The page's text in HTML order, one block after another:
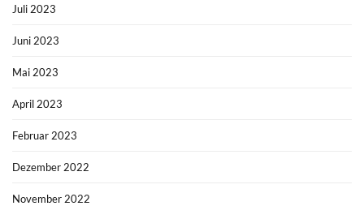
Juli 2023
Juni 2023
Mai 2023
April 2023
Februar 2023
Dezember 2022
November 2022